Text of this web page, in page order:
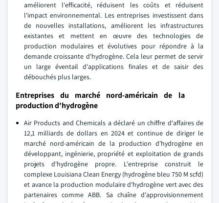
améliorent l'efficacité, réduisent les coûts et réduisent
l'impact environnemental. Les entreprises investissent dans
de nouvelles installations, améliorent les infrastructures
existantes et mettent en œuvre des technologies de
production modulaires et évolutives pour répondre à la
demande croissante d'hydrogène. Cela leur permet de servir
un large éventail d'applications finales et de saisir des
débouchés plus larges.
Entreprises du marché nord-américain de la
production d'hydrogène
Air Products and Chemicals a déclaré un chiffre d'affaires de
12,1 milliards de dollars en 2024 et continue de diriger le
marché nord-américain de la production d'hydrogène en
développant, ingénierie, propriété et exploitation de grands
projets d'hydrogène propre. L'entreprise construit le
complexe Louisiana Clean Energy (hydrogène bleu 750 M scfd)
et avance la production modulaire d'hydrogène vert avec des
partenaires comme ABB. Sa chaîne d'approvisionnement